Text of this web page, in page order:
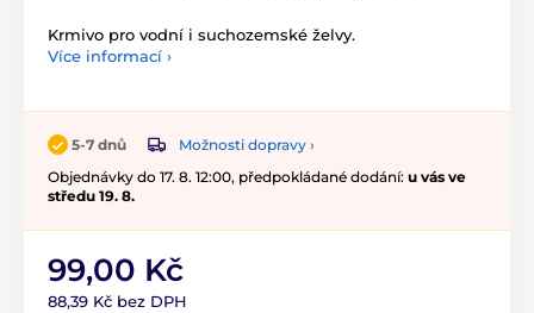
Krmivo pro vodní i suchozemské želvy.
Více informací ›
5-7 dnů
Možnosti dopravy ›
Objednávky do 17. 8. 12:00, předpokládané dodání: u vás ve
středu 19. 8.
99,00 Kč
88,39 Kč bez DPH